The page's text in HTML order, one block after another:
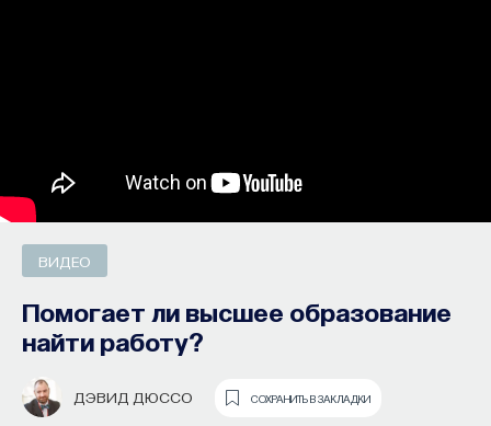
ВИДЕО
Помогает ли высшее образование
найти работу?
ДЭВИД ДЮССО СОХРАНИТЬ В ЗАКЛАДКИ
ИВАР МАКСУТОВ